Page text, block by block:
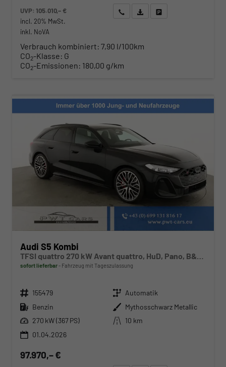
UVP:105.010,– €
incl. 20% MwSt.
inkl. NoVA
Wir rufen Sie anAngebot drucken (PDF)
Verbrauch kombiniert: 7,90 l/100km
CO2-Klasse: G
CO2-Emissionen: 180,00 g/km
Audi S5 Kombi
sofort lieferbar Fahrzeug mit Tageszulassung
Fahrzeugnr. 155479 Getriebe Automatik
Kraftstoff Benzin Außenfarbe Mythosschwarz Metallic
Leistung 270 kW (367 PS) Kilometerstand
10 km
01.04.2026
97.970,– €